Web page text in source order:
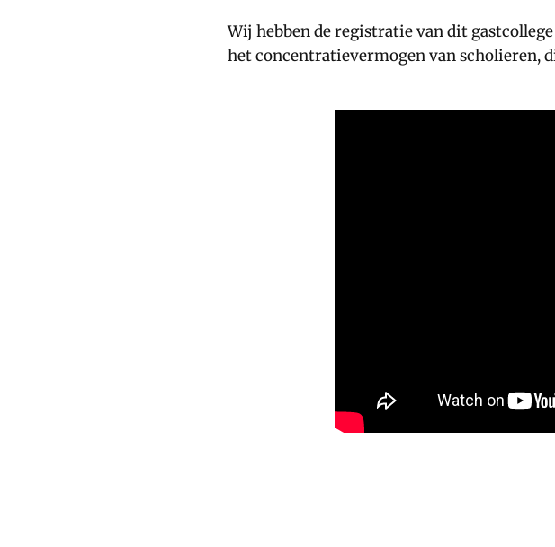
Wij hebben de registratie van dit
het concentratievermogen van scholieren,